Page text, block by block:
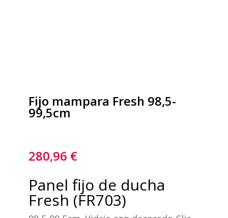
Fijo mampara Fresh 98,5-
99,5cm
280,96 €
Panel fijo de ducha
Fresh (FR703)